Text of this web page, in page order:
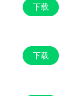
下载
下载